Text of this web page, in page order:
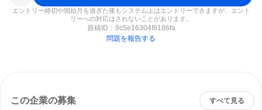
エントリー締切や開始月を過ぎた後もシステム上はエントリーできますが、エント
リーへの対応はされないことがあります。
原稿ID： 9c5e16304f8186fa
問題を報告する
この企業の募集 すべて見る